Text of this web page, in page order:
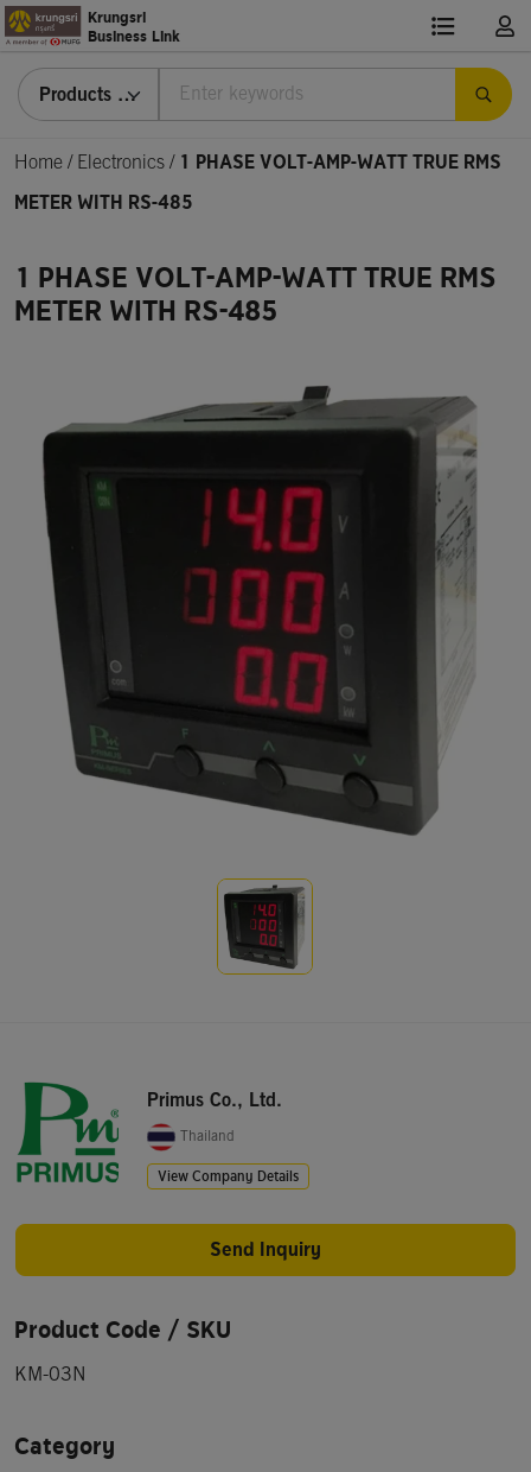
Krungsri
Business Link
Products & Services
Home/Electronics / 1 PHASE VOLT-AMP-WATT TRUE RMS
METER WITH RS-485
1 PHASE VOLT-AMP-WATT TRUE RMS
METER WITH RS-485
Primus Co., Ltd.
Thailand
View Company Details
Send Inquiry
Product Code / SKU
KM-03N
Category